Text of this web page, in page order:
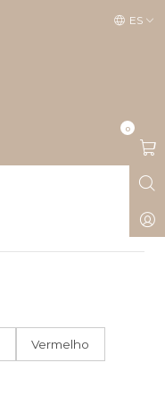
0
ES
Vermelho